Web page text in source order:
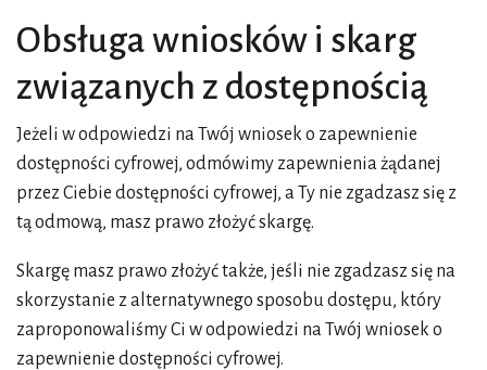
Obsługa wniosków i skarg
związanych z dostępnością
Jeżeli w odpowiedzi na Twój wniosek o zapewnienie
dostępności cyfrowej, odmówimy zapewnienia żądanej
przez Ciebie dostępności cyfrowej, a Ty nie zgadzasz się z
tą odmową, masz prawo złożyć skargę.
Skargę masz prawo złożyć także, jeśli nie zgadzasz się na
skorzystanie z alternatywnego sposobu dostępu, który
zaproponowaliśmy Ci w odpowiedzi na Twój wniosek o
zapewnienie dostępności cyfrowej.